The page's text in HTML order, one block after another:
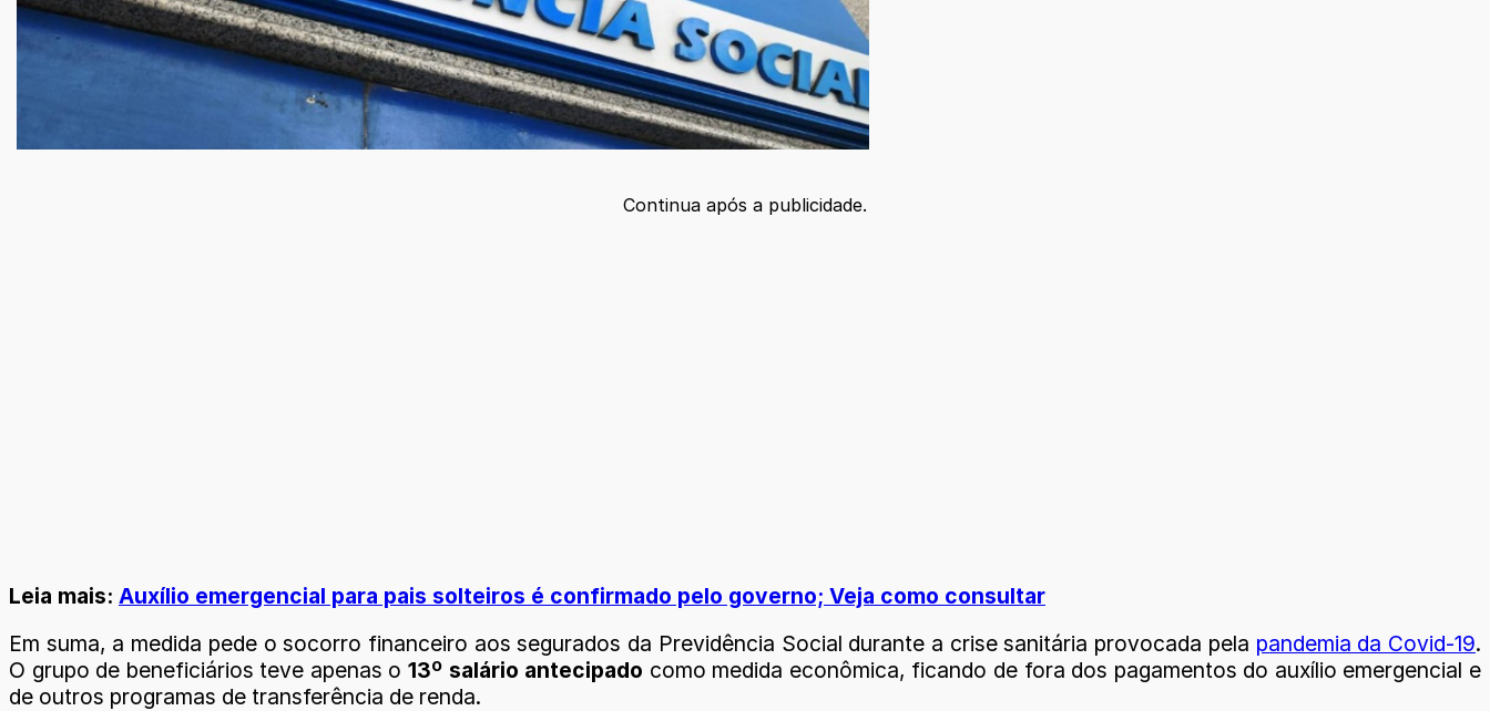
Continua após a publicidade.
Leia mais: Auxílio emergencial para pais solteiros é confirmado pelo governo; Veja como consultar
Em suma, a medida pede o socorro financeiro aos segurados da Previdência Social durante a crise sanitária provocada pela pandemia da Covid-19.
O grupo de beneficiários teve apenas o 13º salário antecipado como medida econômica, ficando de fora dos pagamentos do auxílio emergencial e
de outros programas de transferência de renda.